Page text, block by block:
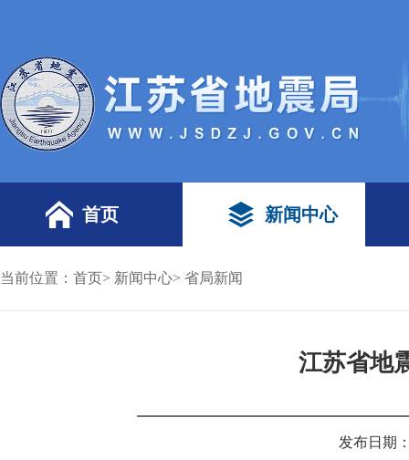
首页 新闻中心
当前位置： 首页> 新闻中心> 省局新闻
江苏省地
发布日期